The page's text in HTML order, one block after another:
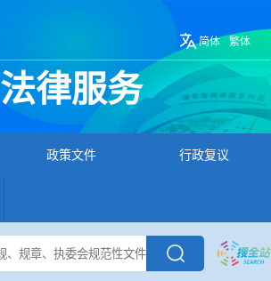
法律服务
简体 繁体
政策文件 行政复议